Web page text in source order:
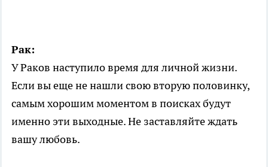
Рак:
У Раков наступило время для личной жизни.
Если вы еще не нашли свою вторую половинку,
самым хорошим моментом в поисках будут
именно эти выходные. Не заставляйте ждать
вашу любовь.